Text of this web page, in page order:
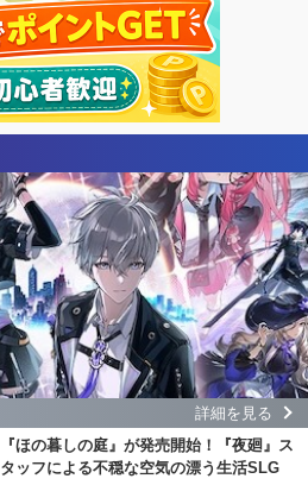
詳細を見る
『ほの暮しの庭』が発売開始！『夜廻』ス
タッフによる不穏な空気の漂う生活SLG